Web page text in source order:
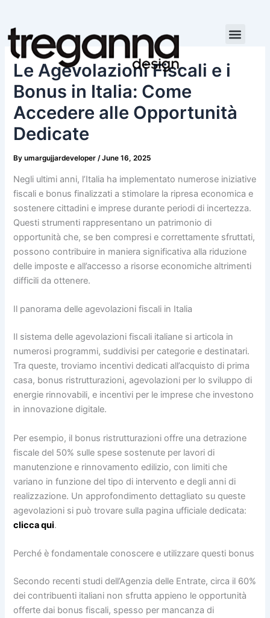
content
Le Agevolazioni Fiscali e i
Bonus in Italia: Come
Accedere alle Opportunità
Dedicate
Byumargujjardeveloper /June 16, 2025
Negli ultimi anni, l’Italia ha implementato numerose iniziative
fiscali e bonus finalizzati a stimolare la ripresa economica e
sostenere cittadini e imprese durante periodi di incertezza.
Questi strumenti rappresentano un patrimonio di
opportunità che, se ben compresi e correttamente sfruttati,
possono contribuire in maniera significativa alla riduzione
delle imposte e all’accesso a risorse economiche altrimenti
difficili da ottenere.
Il panorama delle agevolazioni fiscali in Italia
Il sistema delle agevolazioni fiscali italiane si articola in
numerosi programmi, suddivisi per categorie e destinatari.
Tra queste, troviamo incentivi dedicati all’acquisto di prima
casa, bonus ristrutturazioni, agevolazioni per lo sviluppo di
energie rinnovabili, e incentivi per le imprese che investono
in innovazione digitale.
Per esempio, il bonus ristrutturazioni offre una detrazione
fiscale del 50% sulle spese sostenute per lavori di
manutenzione e rinnovamento edilizio, con limiti che
variano in funzione del tipo di intervento e degli anni di
realizzazione. Un approfondimento dettagliato su queste
agevolazioni si può trovare sulla pagina ufficiale dedicata:
clicca qui.
Perché è fondamentale conoscere e utilizzare questi bonus
Secondo recenti studi dell’Agenzia delle Entrate, circa il 60%
dei contribuenti italiani non sfrutta appieno le opportunità
offerte dai bonus fiscali, spesso per mancanza di